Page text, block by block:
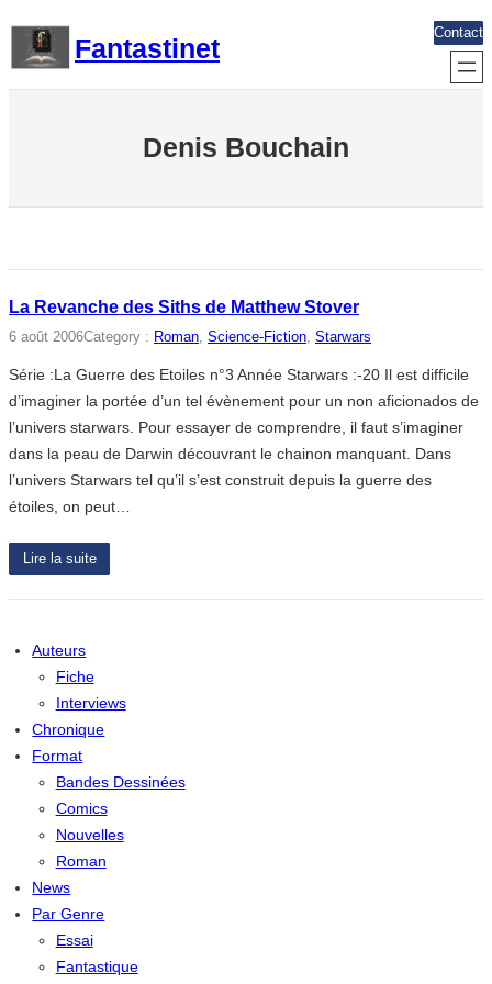
contenu
Fantastinet
Contact
Denis Bouchain
La Revanche des Siths de Matthew Stover
6 août 2006Category : Roman, Science-Fiction, Starwars
Série :La Guerre des Etoiles n°3 Année Starwars :-20 Il est difficile
d’imaginer la portée d’un tel évènement pour un non aficionados de
l’univers starwars. Pour essayer de comprendre, il faut s’imaginer
dans la peau de Darwin découvrant le chainon manquant. Dans
l’univers Starwars tel qu’il s’est construit depuis la guerre des
étoiles, on peut…
Lire la suite
Auteurs
Fiche
Interviews
Chronique
Format
Bandes Dessinées
Comics
Nouvelles
Roman
News
Par Genre
Essai
Fantastique